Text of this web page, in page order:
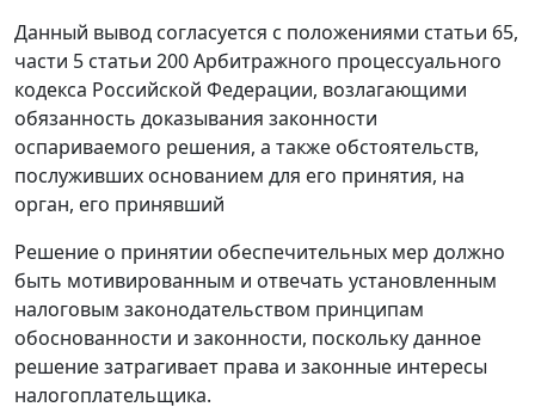
Данный вывод согласуется с положениями статьи 65,
части 5 статьи 200Арбитражного процессуального
кодекса Российской Федерации, возлагающими
обязанность доказывания законности
оспариваемого решения, а также обстоятельств,
послуживших основанием для его принятия, на
орган, его принявший
Решение о принятии обеспечительных мер должно
быть мотивированным и отвечать установленным
налоговым законодательством принципам
обоснованности и законности, поскольку данное
решение затрагивает права и законные интересы
налогоплательщика.